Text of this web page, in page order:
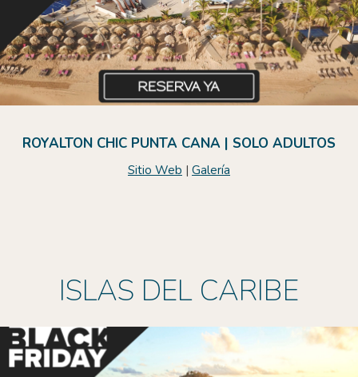
ROYALTON CHIC PUNTA CANA | SOLO ADULTOS
Sitio Web | Galería
ISLAS DEL CARIBE